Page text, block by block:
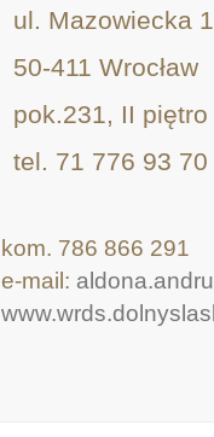
ul. Mazowiecka
50-411 Wrocław
pok.231, II piętro
tel. 71 776 93 70
kom. 786 866 291
e-mail: